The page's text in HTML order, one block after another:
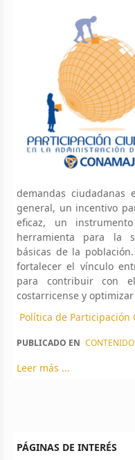
demandas
general, un incentivo
eficaz, un
herramienta para la
básicas de la
fortalecer el vínculo
para contribuir con
costarricense y
Política de Participación
PUBLICADO EN CONTENIDO
Leer más ...
PÁGINAS DE INTERÉS